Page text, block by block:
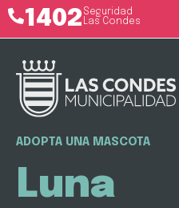
1402 Seguridad
Las Condes
ADOPTA UNA MASCOTA
Luna